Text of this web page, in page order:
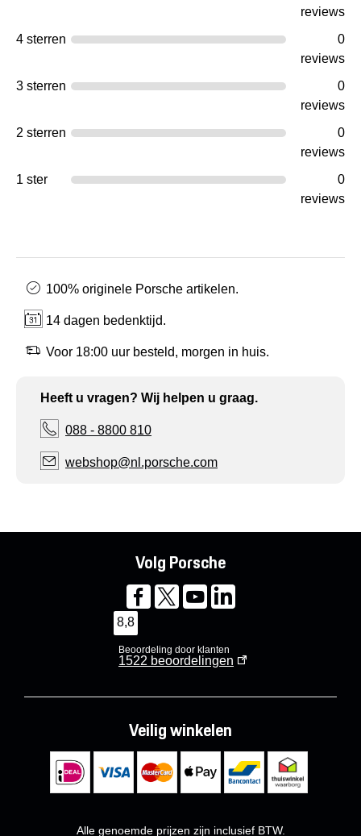
reviews
4 sterren
0
reviews
3 sterren
0
reviews
2 sterren
0
reviews
1 ster
0
reviews
100% originele Porsche artikelen.
14 dagen bedenktijd.
Voor 18:00 uur besteld, morgen in huis.
Heeft u vragen? Wij helpen u graag.
088 - 8800 810
webshop@nl.porsche.com
Volg Porsche
8,8
Beoordeling door klanten
1522 beoordelingen
Veilig winkelen
Alle genoemde prijzen zijn inclusief BTW.